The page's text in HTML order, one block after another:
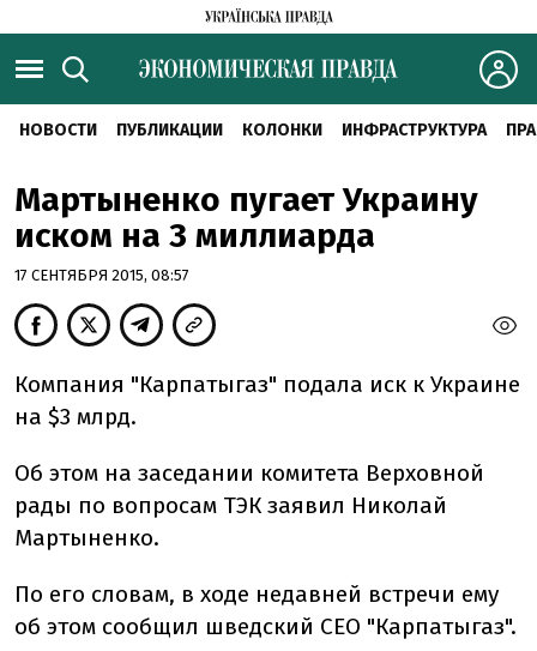
НОВОСТИ ПУБЛИКАЦИИ КОЛОНКИ ИНФРАСТРУКТУРА
Мартыненко пугает Украину
иском на 3 миллиарда
17 СЕНТЯБРЯ 2015, 08:57
Компания "Карпатыгаз" подала иск к Украине
на $3 млрд.
Об этом на заседании комитета Верховной
рады по вопросам ТЭК заявил Николай
Мартыненко.
По его словам, в ходе недавней встречи ему
об этом сообщил шведский CEO "Карпатыгаз".